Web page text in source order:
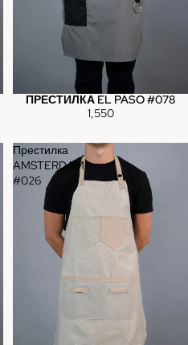
ПРЕСТИЛКА EL PASO #078
1,550
Престилка
AMSTERDAM
#026